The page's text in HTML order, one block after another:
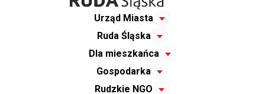
Urząd Miasta
Ruda Śląska
Dla mieszkańca
Gospodarka
Rudzkie NGO